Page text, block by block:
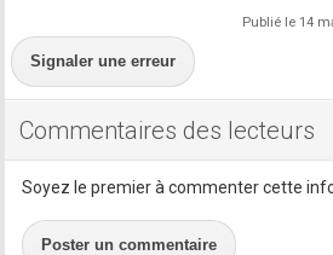
Publié le 14
Signaler une erreur
Commentaires des lecteurs
Soyez le premier à commenter cette
Poster un commentaire